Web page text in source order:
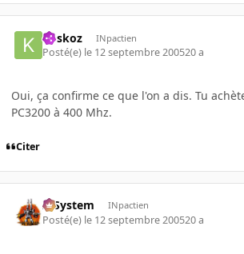
koskoz INpactien
Posté(e) le 12 septembre 200520 a
Oui, ça confirme ce que l'on a dis. Tu
PC3200 à 400 Mhz.
Citer
X-System INpactien
Posté(e) le 12 septembre 200520 a